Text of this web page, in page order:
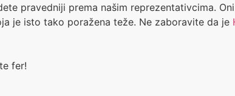
pravedniji prema našim reprezentativcima.
je isto tako poražena teže. Ne zaboravite da je
fer!